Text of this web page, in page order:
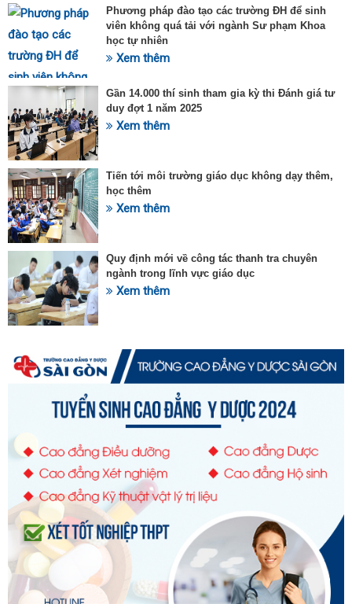
Phương pháp đào tạo các trường ĐH để sinh
viên không quá tải với ngành Sư phạm Khoa
học tự nhiên
Xem thêm
Gần 14.000 thí sinh tham gia kỳ thi Đánh giá tư
duy đợt 1 năm 2025
Xem thêm
Tiến tới môi trường giáo dục không dạy thêm,
học thêm
Xem thêm
Quy định mới về công tác thanh tra chuyên
ngành trong lĩnh vực giáo dục
Xem thêm